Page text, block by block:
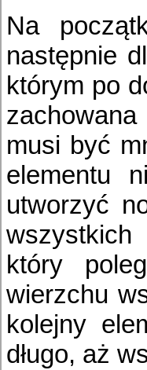
Na
następnie
którym po
musi być
elementu
utworzyć
wszystkich
który
wierzchu
kolejny
długo, aż